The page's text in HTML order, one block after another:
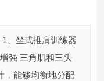
、坐式推肩训练器
强 三角肌和三头
，能够均衡地分配